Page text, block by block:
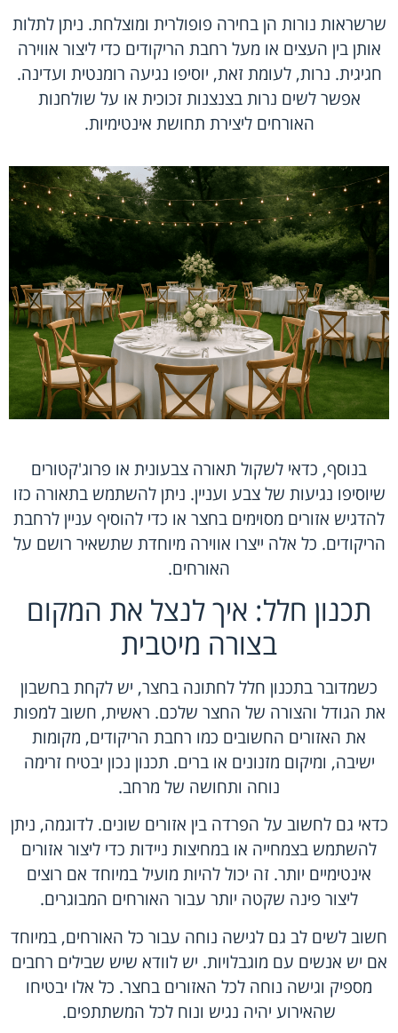
שרשראות נורות הן בחירה פופולרית ומוצלחת. ניתן לתלות
אותן בין העצים או מעל רחבת הריקודים כדי ליצור אווירה
חגיגית. נרות, לעומת זאת, יוסיפו נגיעה רומנטית ועדינה.
אפשר לשים נרות בצנצנות זכוכית או על שולחנות
האורחים ליצירת תחושת אינטימיות.
בנוסף, כדאי לשקול תאורה צבעונית או פרוג'קטורים
שיוסיפו נגיעות של צבע ועניין. ניתן להשתמש בתאורה כזו
להדגיש אזורים מסוימים בחצר או כדי להוסיף עניין לרחבת
הריקודים. כל אלה ייצרו אווירה מיוחדת שתשאיר רושם על
האורחים.
תכנון חלל: איך לנצל את המקום
בצורה מיטבית
כשמדובר בתכנון חלל לחתונה בחצר, יש לקחת בחשבון
את הגודל והצורה של החצר שלכם. ראשית, חשוב למפות
את האזורים החשובים כמו רחבת הריקודים, מקומות
ישיבה, ומיקום מזנונים או ברים. תכנון נכון יבטיח זרימה
נוחה ותחושה של מרחב.
כדאי גם לחשוב על הפרדה בין אזורים שונים. לדוגמה, ניתן
להשתמש בצמחייה או במחיצות ניידות כדי ליצור אזורים
אינטימיים יותר. זה יכול להיות מועיל במיוחד אם רוצים
ליצור פינה שקטה יותר עבור האורחים המבוגרים.
חשוב לשים לב גם לגישה נוחה עבור כל האורחים, במיוחד
אם יש אנשים עם מוגבלויות. יש לוודא שיש שבילים רחבים
מספיק וגישה נוחה לכל האזורים בחצר. כל אלו יבטיחו
שהאירוע יהיה נגיש ונוח לכל המשתתפים.